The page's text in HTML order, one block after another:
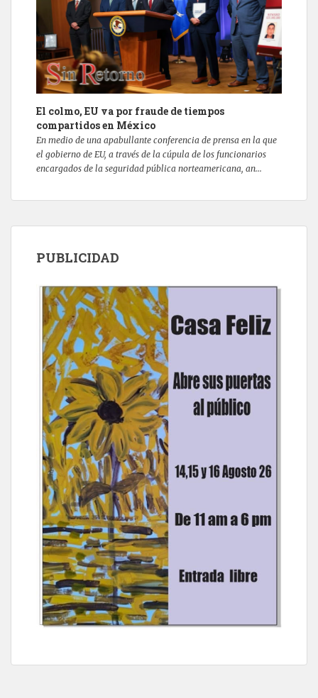
El colmo, EU va por fraude de tiempos
compartidos en México
En medio de una apabullante conferencia de prensa en la que
el gobierno de EU, a través de la cúpula de los funcionarios
encargados de la seguridad pública norteamericana, an...
PUBLICIDAD